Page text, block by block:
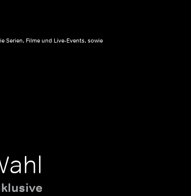
Serien, Filme und Live-Events, sowie